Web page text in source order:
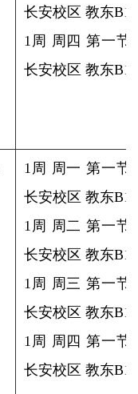
长安校区 教东B1-
1周 周四 第一节
长安校区 教东B1-
1周 周一 第一节
长安校区 教东B1-
1周 周二 第一节
长安校区 教东B1-
1周 周三 第一节
长安校区 教东B1-
1周 周四 第一节
长安校区 教东B1-